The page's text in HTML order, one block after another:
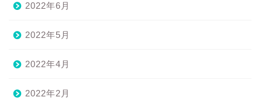
2022年6月
2022年5月
2022年4月
2022年2月